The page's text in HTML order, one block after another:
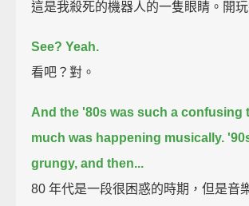
這是我殺死的機器人的一隻眼睛。開玩
See? Yeah.
看吧？對。
And the '80s was such a confusing
much was happening musically.
grungy, and then...
80 年代是一段很困惑的時期，但是音